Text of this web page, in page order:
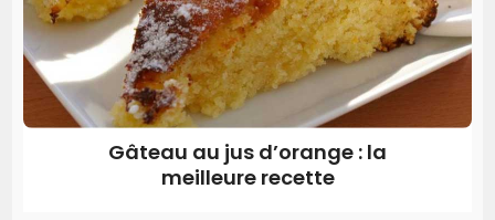
Gâteau au jus d’orange : la
meilleure recette